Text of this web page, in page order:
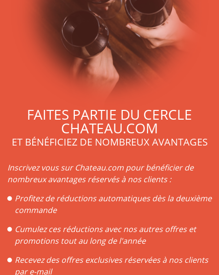
bordelaise : Cabernet Sauvignon, Cabernet Franc, Malbec,
Côt et Petit Verdot. Ces cépages participent à donner au vin
Moulis, ses saveurs particulières et les traits de sa
personnalité. Comme beaucoup de vins du Médoc, le Moulis
est un vin tantôt complexe, tantôt fin et élégant. Cela
dépend, bien sûr, du domaine sur lequel le vin Moulis est
produit, mais aussi de l’assemblage déterminé par chaque
château. Le terroir n’est également pas en reste.
aussi des crus bourgeois supérieurs : Château Brillette,
Château Anthonic… Tous témoins du fait que le vin Moulis
est un vin de qualité !
FAITES PARTIE DU CERCLE
CHATEAU.COM
ET BÉNÉFICIEZ DE NOMBREUX AVANTAGES
Inscrivez vous sur Chateau.com pour bénéficier de
nombreux avantages réservés à nos clients :
Profitez de réductions automatiques dès la deuxième
commande
Cumulez ces réductions avec nos autres offres et
promotions tout au long de l'année
Recevez des offres exclusives réservées à nos clients
par e-mail